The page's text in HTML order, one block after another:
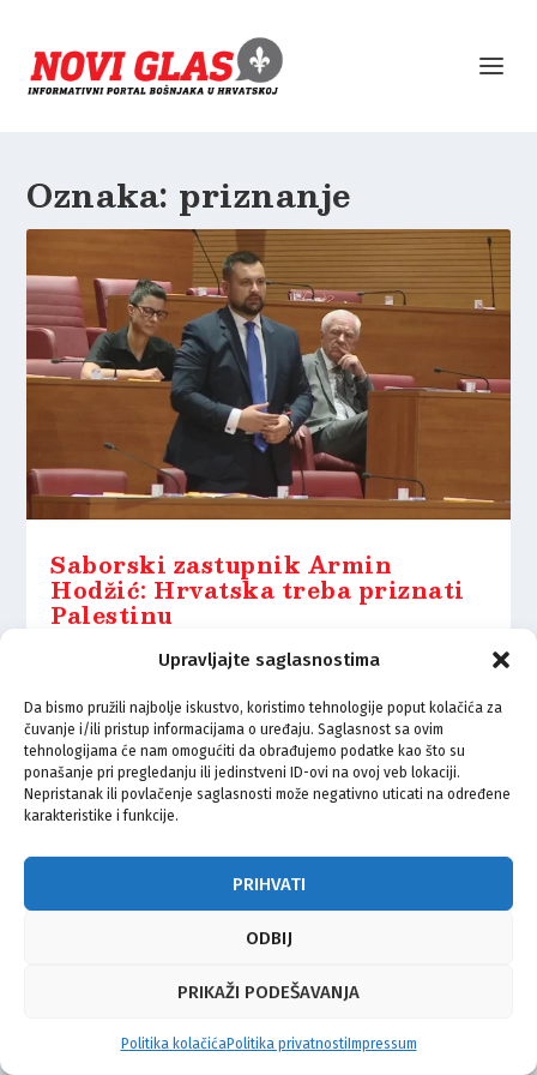
Upravljajte saglasnostima
Da bismo pružili najbolje iskustvo, koristimo tehnologije poput kolačića za
čuvanje i/ili pristup informacijama o uređaju. Saglasnost sa ovim
tehnologijama će nam omogućiti da obrađujemo podatke kao što su
ponašanje pri pregledanju ili jedinstveni ID-ovi na ovoj veb lokaciji.
Nepristanak ili povlačenje saglasnosti može negativno uticati na određene
karakteristike i funkcije.
PRIHVATI
ODBIJ
PRIKAŽI PODEŠAVANJA
Politika kolačićaPolitika privatnosti Impressum
Oznaka: priznanje
Saborski zastupnik Armin
Hodžić: Hrvatska treba priznati
Palestinu
© Vijeće bošnjačke nacionalne manjine Grada Zagreba 2026